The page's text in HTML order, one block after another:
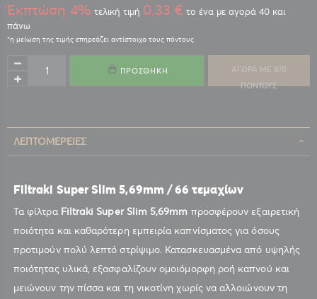
Έκπτώση 4% τελική τιμή 0,33 € το ένα με αγορά 40 και
πάνω
ΠΡΟΣΘΉΚΗ
ΑΓΟΡΑ ΜΕ 870
ΠΟΝΤΟΥΣ
ΛΕΠΤΟΜΈΡΕΙΕΣ
Filtraki Super Slim 5,69mm / 66 τεμαχίων
Τα φίλτρα Filtraki Super Slim 5,69mm προσφέρουν εξαιρετική
ποιότητα και καθαρότερη εμπειρία καπνίσματος για όσους
προτιμούν πολύ λεπτό στρίψιμο. Κατασκευασμένα από υψηλής
ποιότητας υλικά, εξασφαλίζουν ομοιόμορφη ροή καπνού και
μειώνουν την πίσσα και τη νικοτίνη χωρίς να αλλοιώνουν τη